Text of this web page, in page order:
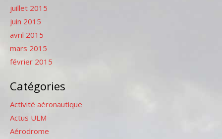
juillet 2015
juin 2015
avril 2015
mars 2015
février 2015
Catégories
Activité aéronautique
Actus ULM
Aérodrome